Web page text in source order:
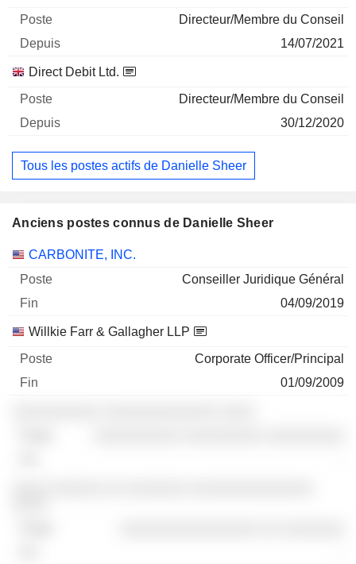
Directeur/Membre du Conseil
14/07/2021
Direct Debit Ltd.
Directeur/Membre du Conseil
30/12/2020
Tous les postes actifs de Danielle Sheer
Anciens postes connus de Danielle Sheer
Sociétés Poste Fin
CARBONITE, INC.
Conseiller Juridique Général
04/09/2019
Willkie Farr & Gallagher LLP
Corporate Officer/Principal
01/09/2009